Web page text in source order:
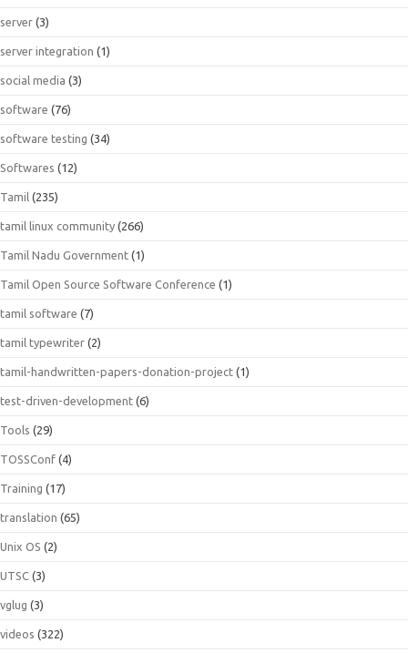
server (3)
server integration (1)
social media (3)
software (76)
software testing (34)
Softwares (12)
Tamil (235)
tamil linux community (266)
Tamil Nadu Government (1)
Tamil Open Source Software Conference (1)
tamil software (7)
tamil typewriter (2)
tamil-handwritten-papers-donation-project (1)
test-driven-development (6)
Tools (29)
TOSSConf (4)
Training (17)
translation (65)
Unix OS (2)
UTSC (3)
vglug (3)
videos (322)